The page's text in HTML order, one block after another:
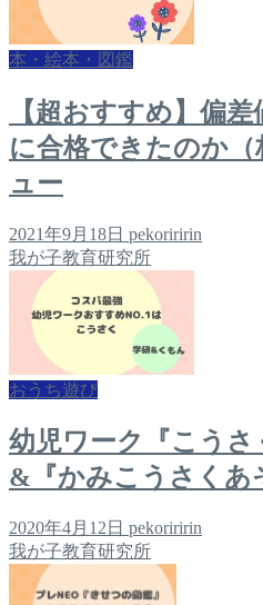
本・絵本・図鑑
【超おすすめ】偏
に合格できたのか
ュー
2021年9月18日 pekoriririn
我が子教育研究所
おうち遊び
幼児ワーク『こうさ
&『かみこうさくあ
2020年4月12日 pekoriririn
我が子教育研究所